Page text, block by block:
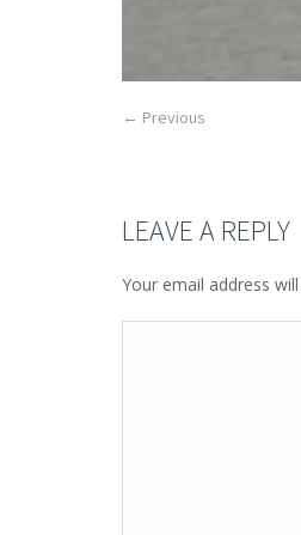
← Previous
LEAVE A REPLY
Your email address